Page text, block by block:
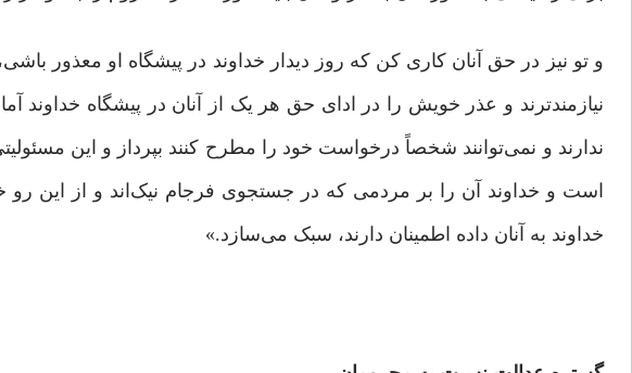
و تو نیز در حق آنان کاری کن که روز دیدار خداوند در پیشگاه او معذور
نیازمندترند و عذر خویش را در ادای حق هر یک از آنان در پیشگاه خداوند
ندارند و نمی‌توانند شخصاً درخواست خود را مطرح کنند بپرداز و این
است و خداوند آن را بر مردمی که در جستجوی فرجام نیک‌اند و از این رو
خداوند به آنان داده اطمینان دارند، سبک می‌سازد.»